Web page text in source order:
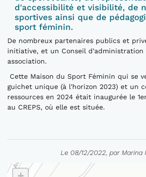
d'accessibilité et visibilité, de
sportives ainsi que de
sport féminin.
De nombreux partenaires publics et
initiative, et un Conseil
association.
Cette Maison du Sport Féminin qui se
guichet unique (à l'horizon 2023) et un
ressources en 2024 était inaugurée le
au CREPS, où elle est située.
Le 08/12/2022, par Marina